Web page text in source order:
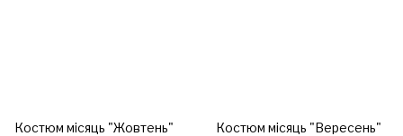
Костюм місяць "Жовтень"
Костюм місяць "Вересень"